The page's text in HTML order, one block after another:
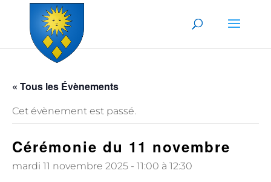
Skip to content
« Tous les Évènements
Cet évènement est passé.
Cérémonie du 11 novembre
mardi 11 novembre 2025 - 11:00 à 12:30